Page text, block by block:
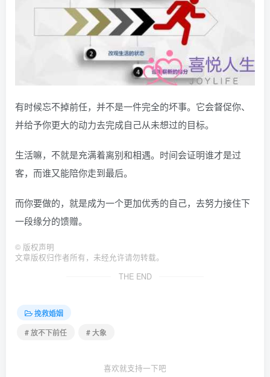
有时候忘不掉前任，并不是一件完全的坏事。它会督促你、
并给予你更大的动力去完成自己从未想过的目标。
生活嘛，不就是充满着离别和相遇。时间会证明谁才是过
客，而谁又能陪你走到最后。
而你要做的，就是成为一个更加优秀的自己，去努力接住下
一段缘分的馈赠。
© 版权声明
文章版权归作者所有，未经允许请勿转载。
THE END
挽救婚姻
# 放不下前任
# 大象
喜欢就支持一下吧